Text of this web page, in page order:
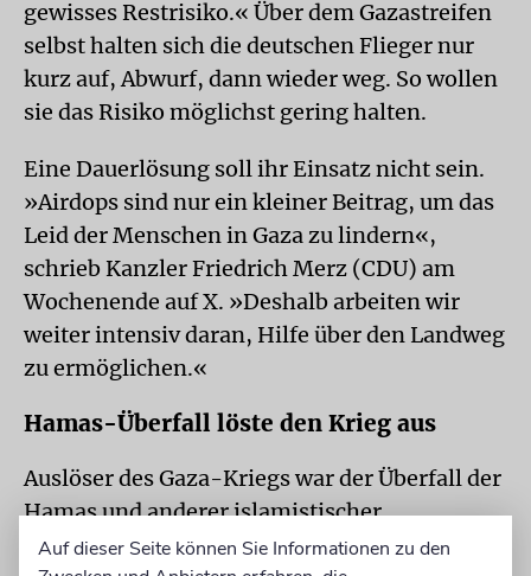
gewisses Restrisiko.« Über dem Gazastreifen
selbst halten sich die deutschen Flieger nur
kurz auf, Abwurf, dann wieder weg. So wollen
sie das Risiko möglichst gering halten.
Eine Dauerlösung soll ihr Einsatz nicht sein.
»Airdops sind nur ein kleiner Beitrag, um das
Leid der Menschen in Gaza zu lindern«,
schrieb Kanzler Friedrich Merz (CDU) am
Wochenende auf X. »Deshalb arbeiten wir
weiter intensiv daran, Hilfe über den Landweg
zu ermöglichen.«
Hamas-Überfall löste den Krieg aus
Auslöser des Gaza-Kriegs war der Überfall der
Hamas und anderer islamistischer
Terrororganisationen auf Israel am 7. Oktober
Auf dieser Seite können Sie Informationen zu den